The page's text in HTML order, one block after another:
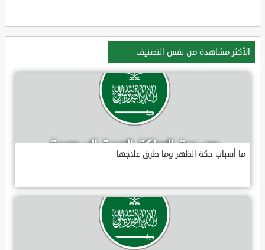
الأكثر مشاهدة من نفس التصنيف
ما أسباب حكة الظهر وما طرق علاجها